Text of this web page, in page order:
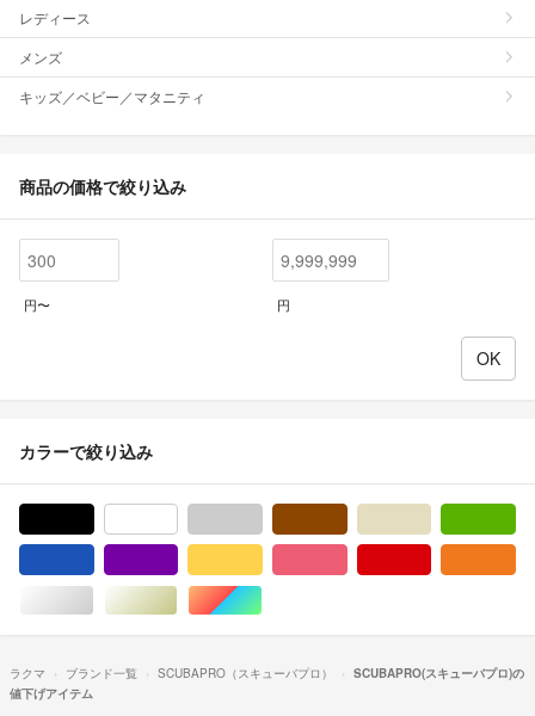
レディース
メンズ
キッズ／ベビー／マタニティ
商品の価格で絞り込み
円〜 円
カラーで絞り込み
シルバー/銀色系ゴールド/金色系マルチカラー
ラクマ ブランド一覧 SCUBAPRO（スキューバプロ）
SCUBAPRO(スキューバプロ)の
値下げアイテム